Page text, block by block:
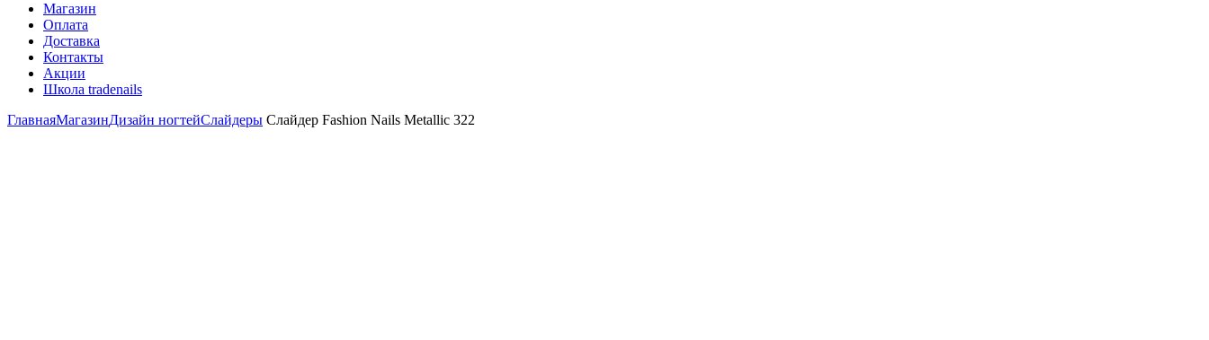
Магазин
Оплата
Доставка
Контакты
Акции
Школа tradenails
ГлавнаяМагазинДизайн ногтейСлайдеры Слайдер Fashion Nails Metallic 322